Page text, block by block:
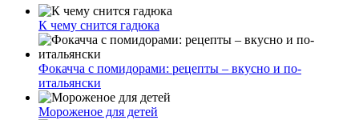
К чему снится гадюка
Фокачча с помидорами: рецепты – вкусно и по-
итальянски
Мороженое для детей